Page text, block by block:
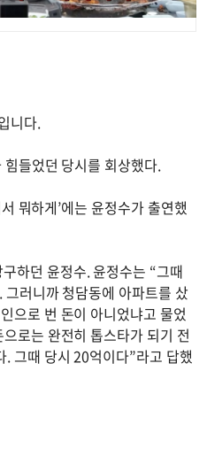
니다.
들었던 당시를 회상했다.
뭐하게’에는 윤정수가 출연했
하던 윤정수. 윤정수는 “그때
러니까 청담동에 아파트를 샀
으로 번 돈이 아니었냐고 물었
로는 완전히 톱스타가 되기 전
그때 당시 20억이다”라고 답했